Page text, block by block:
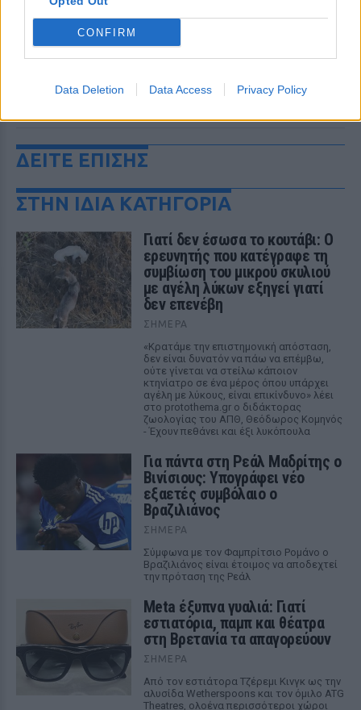
CONFIRM
Data Deletion Data Access Privacy Policy
ΔΕΙΤΕ ΕΠΙΣΗΣ
ΣΤΗΝ ΙΔΙΑ ΚΑΤΗΓΟΡΙΑ
Γιατί δεν έσωσα το κουτάβι: Ο
ερευνητής που κατέγραφε τη
συμβίωση του μικρού σκυλιού
με αγέλη λύκων εξηγεί γιατί
δεν επενέβη
ΣΉΜΕΡΑ
«Κρατάμε την επιστημονική απόσταση,
δεν είναι δυνατόν να πάω να επέμβω,
ούτε γίνεται να στείλω κάποιον
κτηνίατρο σε ένα μέρος όπου υπάρχει
αγέλη με λύκους, είναι επικίνδυνο» λέει
στο protothema.gr ο διδάκτορας
ζωολογίας του ΑΠΘ, Θεόδωρος Κομηνός
- Έχουν πεθάνει και έξι λυκόπουλα
Για πάντα στη Ρεάλ Μαδρίτης ο
Βινίσιους: Υπογράφει νέο
εξαετές συμβόλαιο ο
Βραζιλιάνος
ΣΉΜΕΡΑ
Σύμφωνα με τον Φαμπρίτσιο Ρομάνο ο
Βραζιλιάνος είναι έτοιμος να αποδεχτεί
την πρόταση της Ρεάλ
Meta έξυπνα γυαλιά: Γιατί
εστιατόρια, παμπ και θέατρα
στη Βρετανία τα απαγορεύουν
ΣΉΜΕΡΑ
Από τον εστιάτορα Τζέρεμι Κινγκ ως την
αλυσίδα Wetherspoons και τον όμιλο ATG
Theatres, ολοένα περισσότεροι χώροι